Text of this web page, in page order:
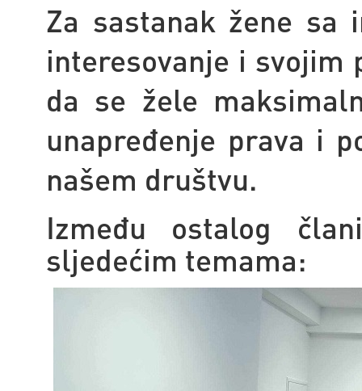
Za sastanak žene sa
interesovanje i
da se žele
unapređenje prava i
našem društvu.
Između ostalog
sljedećim temama: